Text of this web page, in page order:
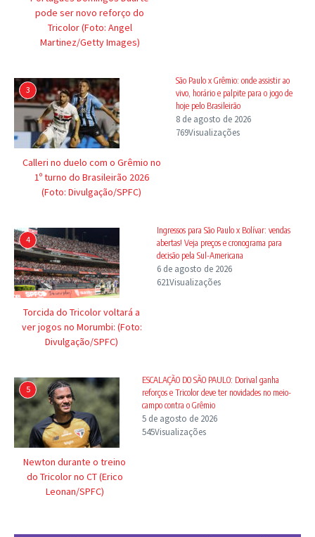
pode ser novo reforço do
Tricolor (Foto: Angel
Martinez/Getty Images)
3
Calleri no duelo com o Grêmio no
1º turno do Brasileirão 2026
(Foto: Divulgação/SPFC)
São Paulo x Grêmio: onde assistir ao
vivo, horário e palpite para o jogo de
hoje pelo Brasileirão
8 de agosto de 2026
769Visualizações
4
Torcida do Tricolor voltará a
ver jogos no Morumbi: (Foto:
Divulgação/SPFC)
Ingressos para São Paulo x Bolívar: vendas
abertas! Veja preços e cronograma para
decisão pela Sul-Americana
6 de agosto de 2026
621Visualizações
5
Newton durante o treino
do Tricolor no CT (Erico
Leonan/SPFC)
ESCALAÇÃO DO SÃO PAULO: Dorival ganha
reforços e Tricolor deve ter novidades no meio-
campo contra o Grêmio
5 de agosto de 2026
545Visualizações